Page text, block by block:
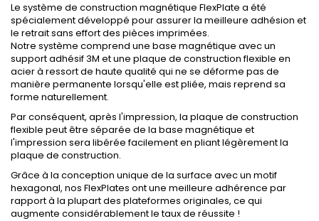
Le système de construction magnétique FlexPlate a été
spécialement développé pour assurer la meilleure adhésion et
le retrait sans effort des pièces imprimées.
Notre système comprend une base magnétique avec un
support adhésif 3M et une plaque de construction flexible en
acier à ressort de haute qualité qui ne se déforme pas de
manière permanente lorsqu'elle est pliée, mais reprend sa
forme naturellement.
Par conséquent, après l'impression, la plaque de construction
flexible peut être séparée de la base magnétique et
l'impression sera libérée facilement en pliant légèrement la
plaque de construction.
Grâce à la conception unique de la surface avec un motif
hexagonal, nos FlexPlates ont une meilleure adhérence par
rapport à la plupart des plateformes originales, ce qui
augmente considérablement le taux de réussite !